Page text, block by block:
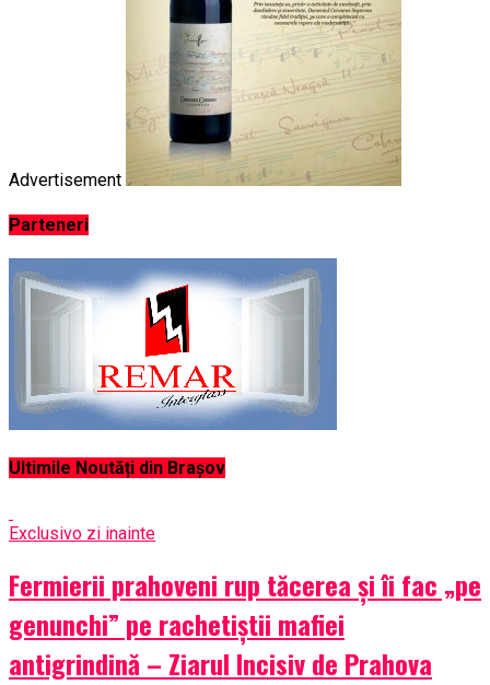
Advertisement
Parteneri
Ultimile Noutăți din Brașov
Exclusivo zi inainte
Fermierii prahoveni rup tăcerea și îi fac „pe
genunchi” pe rachetiștii mafiei
antigrindină – Ziarul Incisiv de Prahova